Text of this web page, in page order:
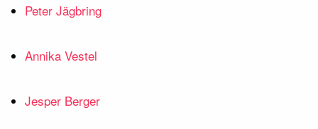
Peter Jägbring
Annika Vestel
Jesper Berger